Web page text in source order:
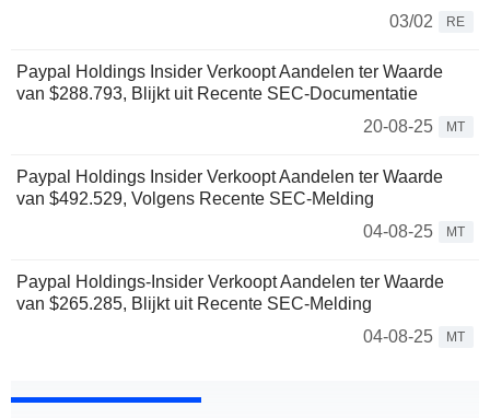
03/02
RE
Paypal Holdings Insider Verkoopt Aandelen ter Waarde
van $288.793, Blijkt uit Recente SEC-Documentatie
20-08-25
MT
Paypal Holdings Insider Verkoopt Aandelen ter Waarde
van $492.529, Volgens Recente SEC-Melding
04-08-25
MT
Paypal Holdings-Insider Verkoopt Aandelen ter Waarde
van $265.285, Blijkt uit Recente SEC-Melding
04-08-25
MT